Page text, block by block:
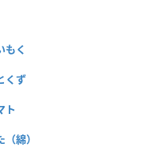
もく
くず
ト
（綿）